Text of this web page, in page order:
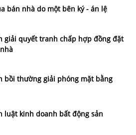
bán nhà do một bên ký - án lệ
giải quyết tranh chấp hợp đồng đặt
bồi thường giải phóng mặt bằng
luật kinh doanh bất động sản